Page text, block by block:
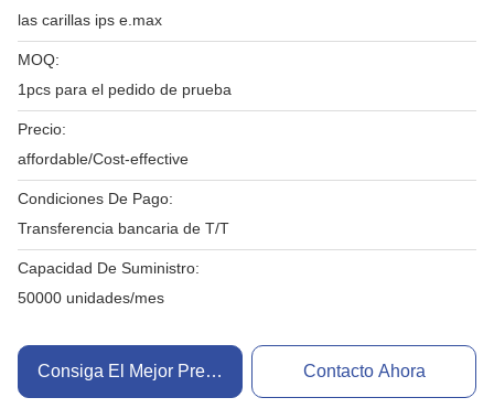
las carillas ips e.max
MOQ:
1pcs para el pedido de prueba
Precio:
affordable/Cost-effective
Condiciones De Pago:
Transferencia bancaria de T/T
Capacidad De Suministro:
50000 unidades/mes
Consiga El Mejor Precio Contacto Ahora